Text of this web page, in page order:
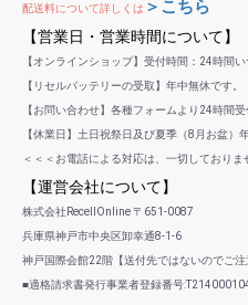
配送料について詳しくは ＞こちら
【営業日・営業時間について】
【オンラインショップ】受付時間：24時間
【リセルバッテリーの受取】年中無休です。
【お問い合わせ】各種フォームより24時間
【休業日】土日祝祭日及び夏季（8月お盆）
＜＜＜お電話による対応は、一切しておりま
【運営会社について】
株式会社RecellOnline 〒651-0087
兵庫県神戸市中央区卸幸通8-1-6
神戸国際会館22階【送付先ではないのでご注
■適格請求書発行事業者登録番号